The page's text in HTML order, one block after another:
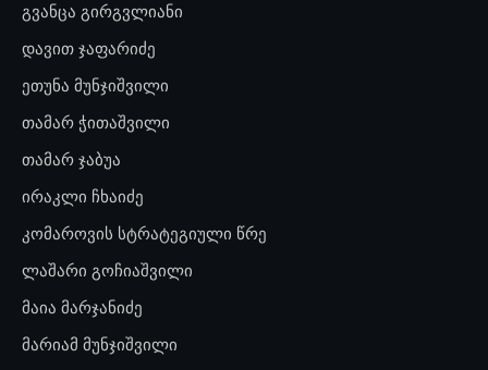
გვანცა გირგვლიანი
დავით ჯაფარიძე
ეთუნა მუნჯიშვილი
თამარ ჭითაშვილი
თამარ ჯაბუა
ირაკლი ჩხაიძე
კომაროვის სტრატეგიული წრე
ლაშარი გოჩიაშვილი
მაია მარჯანიძე
მარიამ მუნჯიშვილი